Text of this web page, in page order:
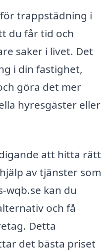
trappstädning i
du får tid och
saker i livet. Det
i din fastighet,
göra det mer
hyresgäster eller
att hitta rätt
av tjänster som
kan du
och få
Detta
det bästa priset